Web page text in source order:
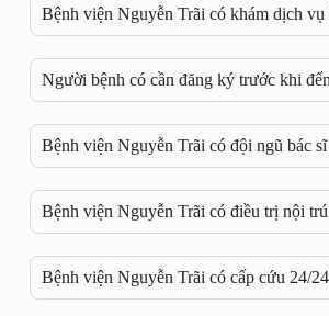
Bệnh viện Nguyễn Trãi có khám dịch vụ
Người bệnh có cần đăng ký trước khi
Bệnh viện Nguyễn Trãi có đội ngũ bác
Bệnh viện Nguyễn Trãi có điều trị nội
Bệnh viện Nguyễn Trãi có cấp cứu 24/